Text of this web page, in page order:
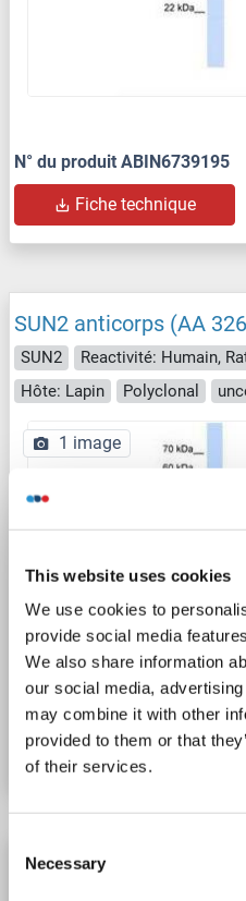
This website uses cookies
We use cookies to
provide social media
We also share information
our social media,
may combine it with other
provided to them or that
of their services.
Selection
Necessary
N° du produit ABIN6739195
Fiche technique
SUN2 anticorps (AA
SUN2
Hôte: Lapin
Polyclonal
1 image
N° du produit ABIN6739196
Fiche technique
SUN2 anticorps (AA 75-